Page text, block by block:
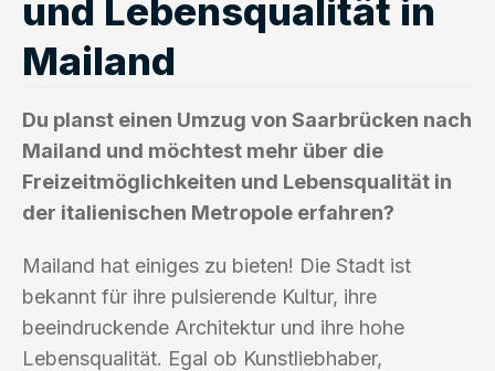
und Lebensqualität in
Mailand
Du planst einen Umzug von Saarbrücken nach
Mailand und möchtest mehr über die
Freizeitmöglichkeiten und Lebensqualität in
der italienischen Metropole erfahren?
Mailand hat einiges zu bieten! Die Stadt ist
bekannt für ihre pulsierende Kultur, ihre
beeindruckende Architektur und ihre hohe
Lebensqualität. Egal ob Kunstliebhaber,